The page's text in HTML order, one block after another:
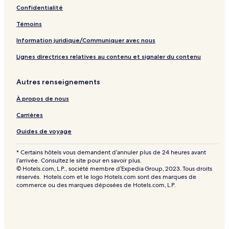
Confidentialité
Témoins
Information juridique/Communiquer avec nous
Lignes directrices relatives au contenu et signaler du contenu
Autres renseignements
À propos de nous
Carrières
Guides de voyage
* Certains hôtels vous demandent d’annuler plus de 24 heures avant
l’arrivée. Consultez le site pour en savoir plus.
© Hotels.com, L.P., société membre d’Expedia Group, 2023. Tous droits
réservés. Hotels.com et le logo Hotels.com sont des marques de
commerce ou des marques déposées de Hotels.com, L.P.